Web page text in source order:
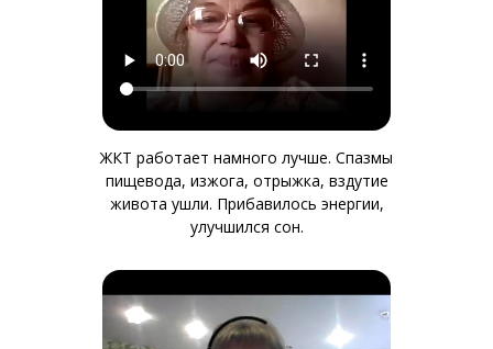
ЖКТ работает намного лучше. Спазмы
пищевода, изжога, отрыжка, вздутие
живота ушли. Прибавилось энергии,
улучшился сон.